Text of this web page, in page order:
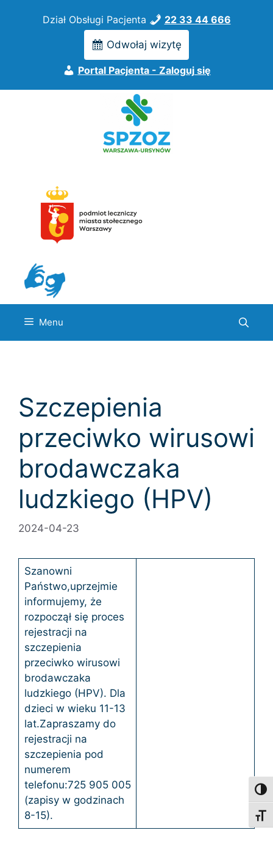
Dział Obsługi Pacjenta 22 33 44 666
Odwołaj wizytę
Portal Pacjenta - Zaloguj się
Menu
Szczepienia
przeciwko wirusowi
brodawczaka
ludzkiego (HPV)
2024-04-23
Szanowni
Państwo,uprzejmie
informujemy, że
rozpoczął się proces
rejestracji na
szczepienia
przeciwko wirusowi
brodawczaka
ludzkiego (HPV). Dla
dzieci w wieku 11-13
lat.Zapraszamy do
rejestracji na
szczepienia pod
numerem
telefonu:725 905 005
(zapisy w godzinach
8-15).